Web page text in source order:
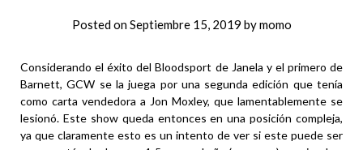
Posted onSeptiembre 15, 2019 bymomo
Considerando el éxito del Bloodsport de Janela y el primero de
Barnett, GCW se la juega por una segunda edición que tenía
como carta vendedora a Jon Moxley, que lamentablemente se
lesionó. Este show queda entonces en una posición compleja,
ya que claramente esto es un intento de ver si este puede ser